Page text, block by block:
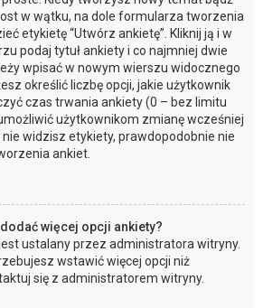
w wątku, na dole formularza tworzenia
etykietę “Utwórz ankietę”. Kliknij ją i w
podaj tytuł ankiety i co najmniej dwie
wpisać w nowym wierszu widocznego
określić liczbę opcji, jakie użytkownik
czas trwania ankiety (0 – bez limitu
użytkownikom zmianę wcześniej
nie widzisz etykiety, prawdopodobnie nie
ankiet.
więcej opcji ankiety?
ustalany przez administratora witryny.
wstawić więcej opcji niż
się z administratorem witryny.